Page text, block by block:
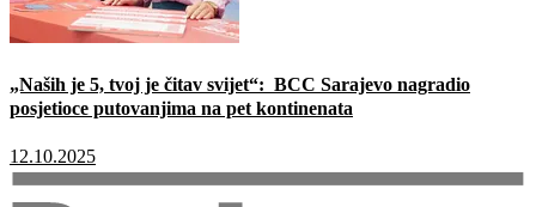
„Naših je 5, tvoj je čitav svijet“: BCC Sarajevo nagradio
posjetioce putovanjima na pet kontinenata
12.10.2025